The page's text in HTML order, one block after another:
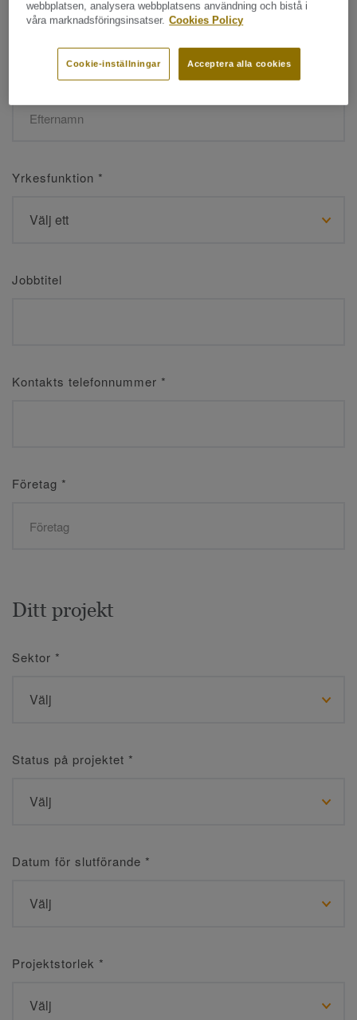
Efternamn*
Yrkesfunktion *
Jobbtitel
Kontakts telefonnummer *
Företag *
Ditt projekt
Sektor *
Status på projektet *
Datum för slutförande *
Projektstorlek *
webbplatsen, analysera webbplatsens användning och bistå i
våra marknadsföringsinsatser. Cookies Policy
Acceptera alla cookies
Cookie-inställningar